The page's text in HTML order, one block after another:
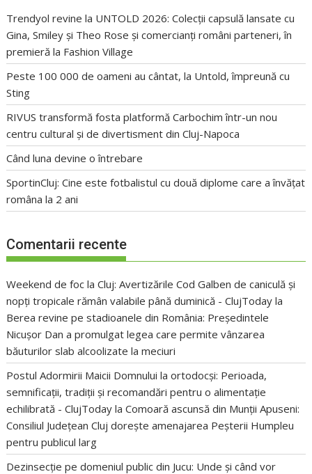
Trendyol revine la UNTOLD 2026: Colecții capsulă lansate cu
Gina, Smiley și Theo Rose și comercianți români parteneri, în
premieră la Fashion Village
Peste 100 000 de oameni au cântat, la Untold, împreună cu
Sting
RIVUS transformă fosta platformă Carbochim într-un nou
centru cultural și de divertisment din Cluj-Napoca
Când luna devine o întrebare
SportinCluj: Cine este fotbalistul cu două diplome care a învățat
româna la 2 ani
Comentarii recente
Weekend de foc la Cluj: Avertizările Cod Galben de caniculă și
nopți tropicale rămân valabile până duminică - ClujToday la
Berea revine pe stadioanele din România: Președintele
Nicușor Dan a promulgat legea care permite vânzarea
băuturilor slab alcoolizate la meciuri
Postul Adormirii Maicii Domnului la ortodocși: Perioada,
semnificații, tradiții și recomandări pentru o alimentație
echilibrată - ClujToday laComoară ascunsă din Munții Apuseni:
Consiliul Județean Cluj dorește amenajarea Peșterii Humpleu
pentru publicul larg
Dezinsecție pe domeniul public din Jucu: Unde și când vor